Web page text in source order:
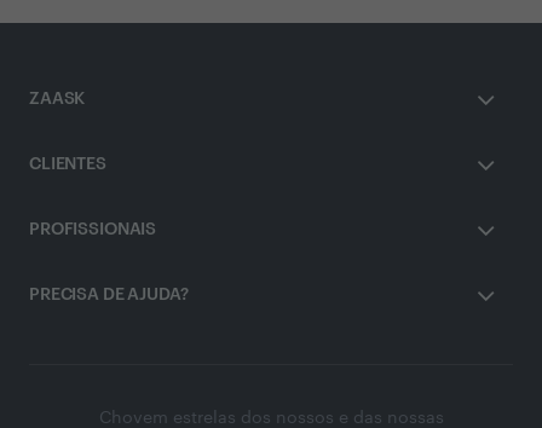
ZAASK
CLIENTES
PROFISSIONAIS
PRECISA DE AJUDA?
Chovem estrelas dos nossos e das nossas